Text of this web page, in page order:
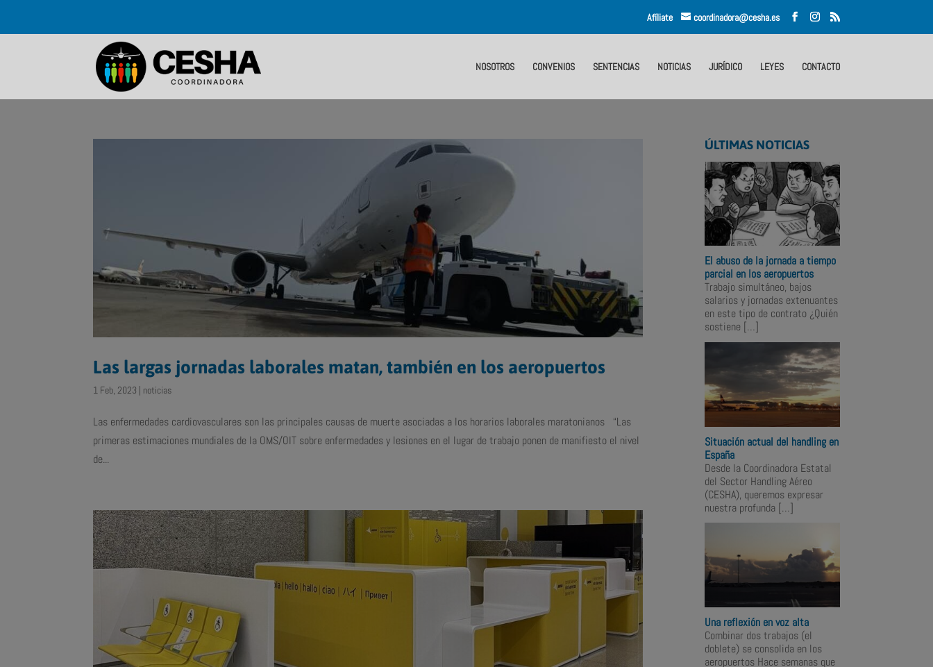
coordinadora@cesha.es
Afíliate
NOSOTROS CONVENIOS SENTENCIAS NOTICIAS JURÍDICO LEYES CONTACTO
Las largas jornadas laborales matan, también en los aeropuertos
1 Feb, 2023 | noticias
Las enfermedades cardiovasculares son las principales causas de muerte asociadas a los horarios laborales maratonianos “Las
primeras estimaciones mundiales de la OMS/OIT sobre enfermedades y lesiones en el lugar de trabajo ponen de manifiesto el nivel
de...
ÚLTIMAS NOTICIAS
El abuso de la jornada a tiempo
parcial en los aeropuertos
Trabajo simultáneo, bajos
salarios y jornadas extenuantes
en este tipo de contrato ¿Quién
sostiene […]
Situación actual del handling en
España
Desde la Coordinadora Estatal
del Sector Handling Aéreo
(CESHA), queremos expresar
nuestra profunda […]
Una reflexión en voz alta
Combinar dos trabajos (el
doblete) se consolida en los
aeropuertos Hace semanas que